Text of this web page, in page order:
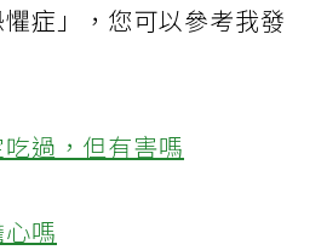
症」，您可以參考我發
過，但有害嗎
嗎